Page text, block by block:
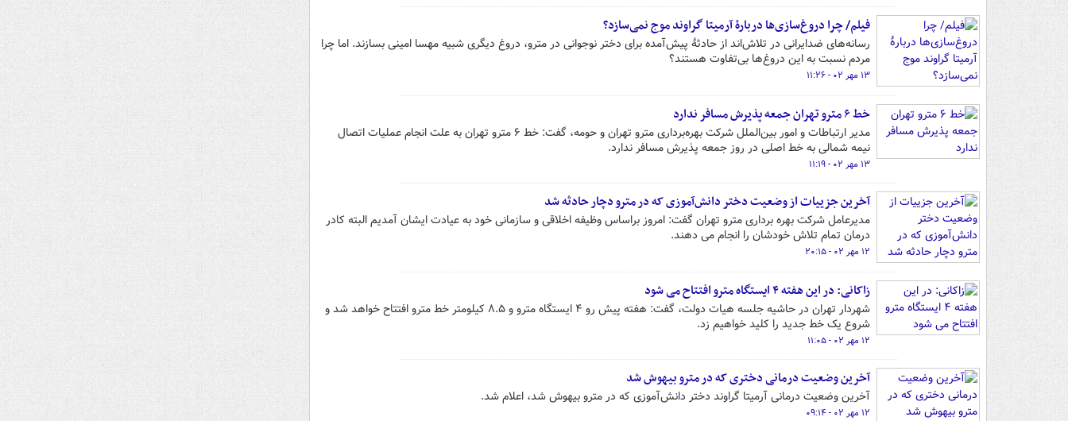
فیلم/ چرا دروغ‌سازی‌ها دربارۀ آرمیتا گراوند موج نمی‌سازد؟
رسانه‌های ضدایرانی در تلاش‌اند از حادثۀ پیش‌آمده برای دختر نوجوانی در مترو، دروغ دیگری شبیه مهسا امینی بسازند. اما چرا
مردم نسبت به این دروغ‌ها بی‌تفاوت هستند؟
۱۳ مهر ۰۲ - ۱۱:۲۶
خط ۶ مترو تهران جمعه‌ پذیرش مسافر ندارد
مدیر ارتباطات و امور بین‌الملل شرکت بهره‌برداری مترو تهران و حومه، گفت: خط ۶ مترو تهران به علت انجام عملیات‌ اتصال
نیمه شمالی به خط اصلی در روز جمعه پذیرش مسافر ندارد.
۱۳ مهر ۰۲ - ۱۱:۱۹
آخرین جزییات از وضعیت دختر دانش‌آموزی که در مترو دچار حادثه شد
مدیرعامل شرکت بهره برداری مترو تهران گفت: امروز براساس وظیفه اخلاقی و سازمانی خود به عیادت ایشان آمدیم البته کادر
درمان تمام تلاش خودشان را انجام می دهند.
۱۲ مهر ۰۲ - ۲۰:۱۵
زاکانی: در این هفته ۴ ایستگاه مترو افتتاح می شود
شهردار تهران در حاشیه جلسه هیات دولت، گفت: هفته پیش رو ۴ ایستگاه مترو و ۸.۵ کیلومتر خط مترو افتتاح خواهد شد و
شروع یک خط جدید را کلید خواهیم زد.
۱۲ مهر ۰۲ - ۱۱:۰۵
آخرین وضعیت درمانی دختری که در مترو بیهوش شد
آخرین وضعیت درمانی آرمیتا گراوند دختر دانش‌آموزی که در مترو بیهوش شد، اعلام شد.
۱۲ مهر ۰۲ - ۰۹:۱۴